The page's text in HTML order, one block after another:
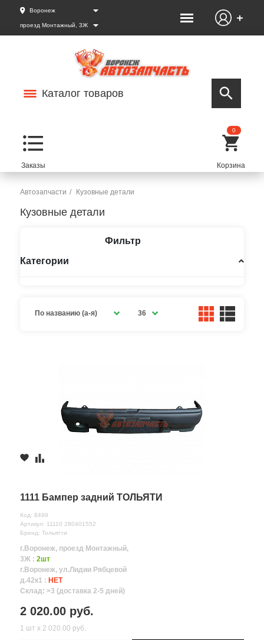
Воронеж
проезд Монтажный, 3Ж
Каталог товаров
0
Автозапчасти Кузовные детали
Кузовные детали
Фильтр
Категории
По названию (а-я) 36
1111 Бампер задний ТОЛЬЯТИ
Код: 8499
Артикул: 11110 280401552
Бренд: Тольятти
г.Воронеж, проезд Монтажный,
3Ж : 2шт
г.Воронеж, ул.Лидии Рябцевой
д.42к1 : НЕТ
Склад: >3 (доставка 2-5 дней)
2 020.00 руб.
1 шт х 2 020.00 руб.